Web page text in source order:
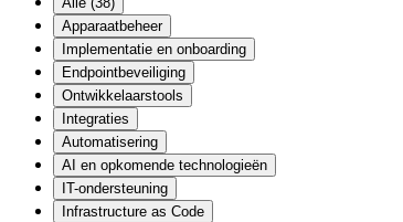
Apparaatbeheer
Implementatie en onboarding
Endpointbeveiliging
Ontwikkelaarstools
Integraties
Automatisering
AI en opkomende technologieën
IT-ondersteuning
Infrastructure as Code